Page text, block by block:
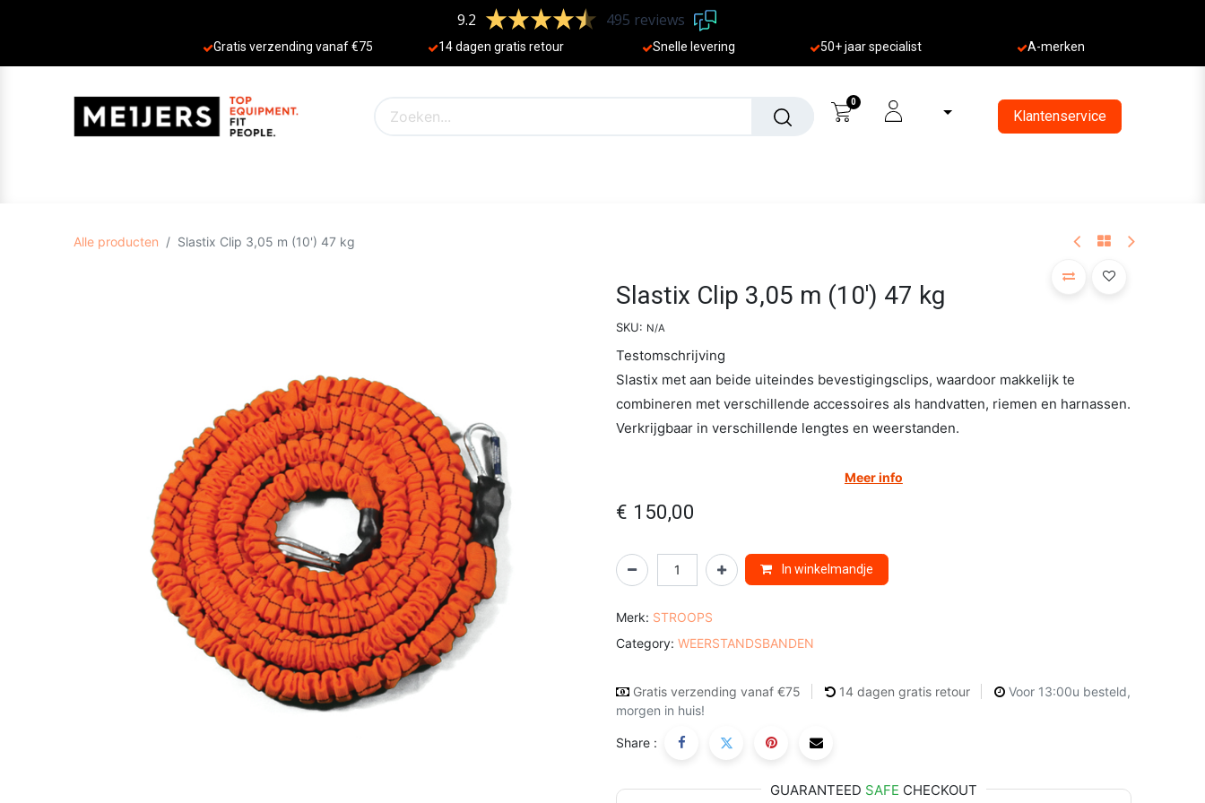
9.2 495 reviews
Gratis verzending vanaf €75 14 dagen gratis retour Sne lle levering 50+ jaar specialist A-merken
0
Klantenservice
Alle producten Slastix Clip 3,05 m (10') 47 kg
Slastix Clip 3,05 m (10') 47 kg
SKU: N/A
Testomschrijving
Slastix met aan beide uiteindes bevestigingsclips, waardoor makkelijk te
combineren met verschillende accessoires als handvatten, riemen en harnassen.
Verkrijgbaar in verschillende lengtes en weerstanden.
Meer info
€ 150,00
In winkelmandje
Merk: STROOPS
Category: WEERSTANDSBANDEN
Gratis verzending vanaf €75 14 dagen gratis retour
Voor 13:00u besteld,
morgen in huis!
Share :
GUARANTEED SAFE CHECKOUT